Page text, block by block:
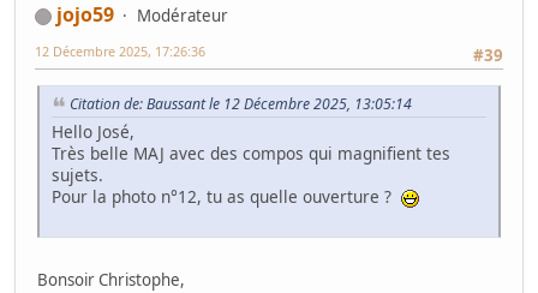
jojo59
Modérateur
#39
12 Décembre 2025, 17:26:36
Citation de: Baussant le 12 Décembre 2025, 13:05:14
Hello José,
Très belle MAJ avec des compos qui magnifient tes
sujets.
Pour la photo n°12, tu as quelle ouverture ?
Bonsoir Christophe,